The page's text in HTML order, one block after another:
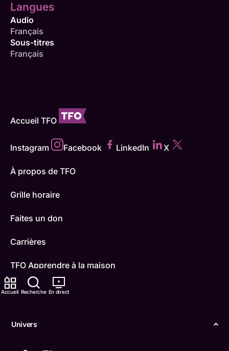
Accueil Recherche En direct
Univers
Langues
Audio
Français
Sous-titres
Français
Accueil TFO
Instagram Facebook LinkedIn X
À propos de TFO
Grille horaire
Faites un don
Carrières
TFO Apprendre à la maison
Comment nous capter